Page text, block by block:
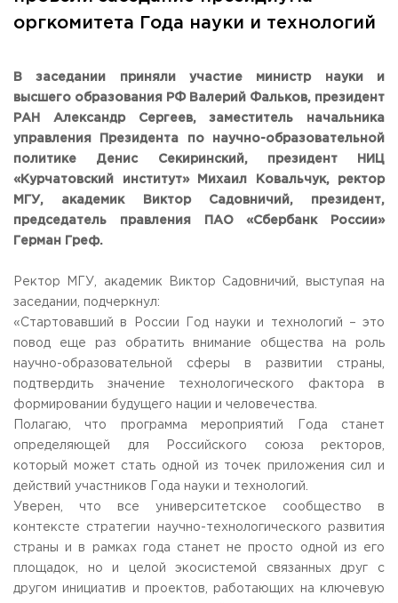
Общежитие / Кампус РГУТИС
Work with disabled and handicapped people
Scientific activity
Additional education
Федеральный ресурсный центр
Федеральное учебно-методическое объединение в
system of secondary vocational education
Labor union committee
Information about educational
ADDRESS
99 Glavnaya Street, dp.Cherkizovo, Urban district Pushkinsky,
Moscow region, 141221
TELEPHONES:
+7 (495) 940 83 00
+7 (495) 940 83 58
WORKING HOURS
Mo-th: from 09:00 to 18:00;
Fr: from 09:00 to 16:45;
оргкомитета Года науки и технологий
В заседании приняли участие министр науки и
высшего образования РФ Валерий Фальков, президент
РАН Александр Сергеев, заместитель начальника
управления Президента по научно-образовательной
политике Денис Секиринский, президент НИЦ
«Курчатовский институт» Михаил Ковальчук, ректор
МГУ, академик Виктор Садовничий, президент,
председатель правления ПАО «Сбербанк России»
Герман Греф.
Ректор МГУ, академик Виктор Садовничий, выступая на
заседании, подчеркнул:
«Стартовавший в России Год науки и технологий – это
повод еще раз обратить внимание общества на роль
научно-образовательной сферы в развитии страны,
подтвердить значение технологического фактора в
формировании будущего нации и человечества.
Полагаю, что программа мероприятий Года станет
определяющей для Российского союза ректоров,
который может стать одной из точек приложения сил и
действий участников Года науки и технологий.
Уверен, что все университетское сообщество в
контексте стратегии научно-технологического развития
страны и в рамках года станет не просто одной из его
площадок, но и целой экосистемой связанных друг с
другом инициатив и проектов, работающих на ключевую